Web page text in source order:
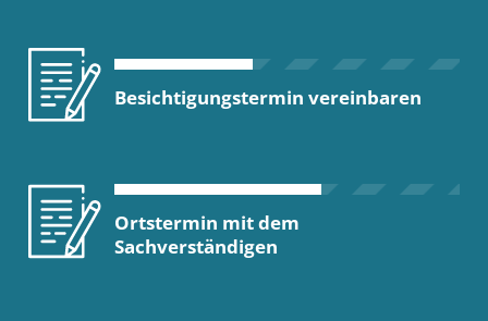
Besichtigungstermin vereinbaren
Ortstermin mit dem
Sachverständigen